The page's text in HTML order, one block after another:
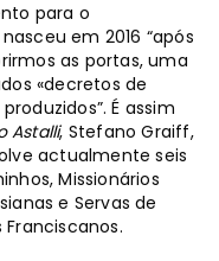
para o
em 2016 “após
as portas, uma
«decretos de
É assim
Astalli, Stefano Graiff,
actualmente seis
Missionários
e Servas de